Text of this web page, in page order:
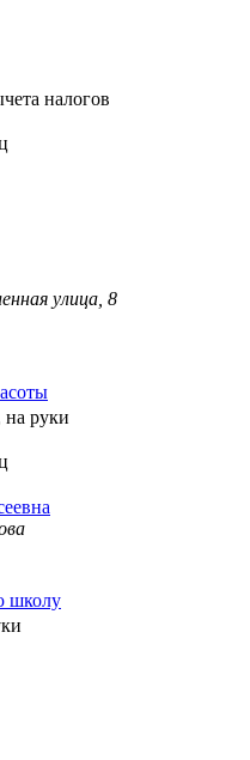
налогов
улица, 8
на руки
школу